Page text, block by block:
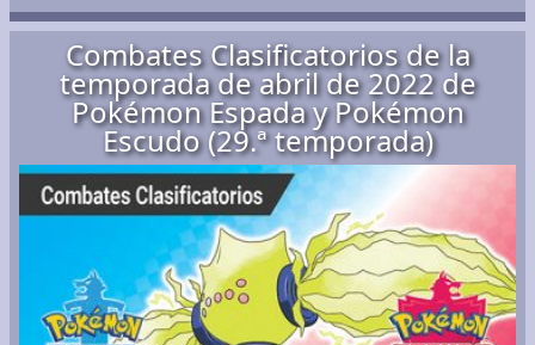
Combates Clasificatorios de la
temporada de abril de 2022 de
Pokémon Espada y Pokémon
Escudo (29.ª temporada)